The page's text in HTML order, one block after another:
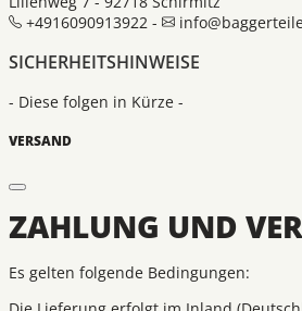
+4916090913922 -
SICHERHEITSHINWEISE
- Diese folgen in Kürze -
VERSAND
ZAHLUNG UND
Es gelten folgende Bedingungen: